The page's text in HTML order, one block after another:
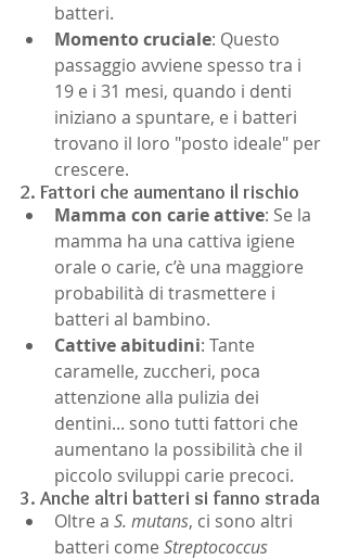
batteri.
Momento cruciale: Questo
passaggio avviene spesso tra i
19 e i 31 mesi, quando i denti
iniziano a spuntare, e i batteri
trovano il loro "posto ideale" per
crescere.
2. Fattori che aumentano il rischio
Mamma con carie attive: Se la
mamma ha una cattiva igiene
orale o carie, c’è una maggiore
probabilità di trasmettere i
batteri al bambino.
Cattive abitudini: Tante
caramelle, zuccheri, poca
attenzione alla pulizia dei
dentini... sono tutti fattori che
aumentano la possibilità che il
piccolo sviluppi carie precoci.
3. Anche altri batteri si fanno strada
Oltre a S. mutans, ci sono altri
batteri come Streptococcus